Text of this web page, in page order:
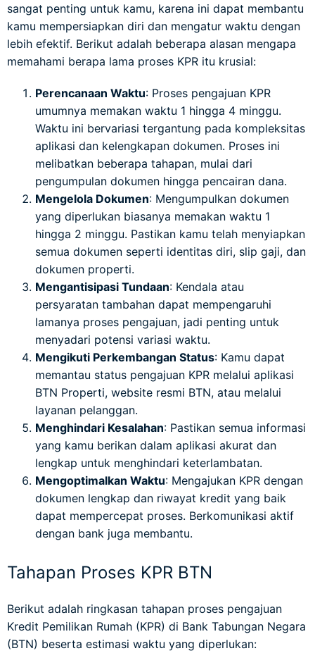
sangat penting untuk kamu, karena ini dapat membantu
kamu mempersiapkan diri dan mengatur waktu dengan
lebih efektif. Berikut adalah beberapa alasan mengapa
memahami berapa lama proses KPR itu krusial:
Perencanaan Waktu: Proses pengajuan KPR
umumnya memakan waktu 1 hingga 4 minggu.
Waktu ini bervariasi tergantung pada kompleksitas
aplikasi dan kelengkapan dokumen. Proses ini
melibatkan beberapa tahapan, mulai dari
pengumpulan dokumen hingga pencairan dana.
Mengelola Dokumen: Mengumpulkan dokumen
yang diperlukan biasanya memakan waktu 1
hingga 2 minggu. Pastikan kamu telah menyiapkan
semua dokumen seperti identitas diri, slip gaji, dan
dokumen properti.
Mengantisipasi Tundaan: Kendala atau
persyaratan tambahan dapat mempengaruhi
lamanya proses pengajuan, jadi penting untuk
menyadari potensi variasi waktu.
Mengikuti Perkembangan Status: Kamu dapat
memantau status pengajuan KPR melalui aplikasi
BTN Properti, website resmi BTN, atau melalui
layanan pelanggan.
Menghindari Kesalahan: Pastikan semua informasi
yang kamu berikan dalam aplikasi akurat dan
lengkap untuk menghindari keterlambatan.
Mengoptimalkan Waktu: Mengajukan KPR dengan
dokumen lengkap dan riwayat kredit yang baik
dapat mempercepat proses. Berkomunikasi aktif
dengan bank juga membantu.
Tahapan Proses KPR BTN
Berikut adalah ringkasan tahapan proses pengajuan
Kredit Pemilikan Rumah (KPR) di Bank Tabungan Negara
(BTN) beserta estimasi waktu yang diperlukan: